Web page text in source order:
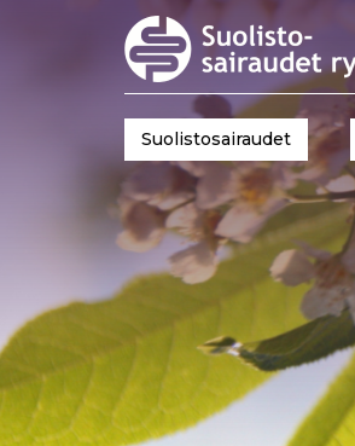
Suolistosairaudet